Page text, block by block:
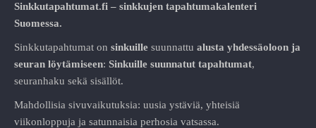
Sinkkutapahtumat.fi – sinkkujen tapahtumakalenteri
Suomessa.
Sinkkutapahtumat on sinkuille suunnattu alusta yhdessäoloon ja
seuran löytämiseen: Sinkuille suunnatut tapahtumat,
seuranhaku sekä sisällöt.
Mahdollisia sivuvaikutuksia: uusia ystäviä, yhteisiä
viikonloppuja ja satunnaisia perhosia vatsassa.